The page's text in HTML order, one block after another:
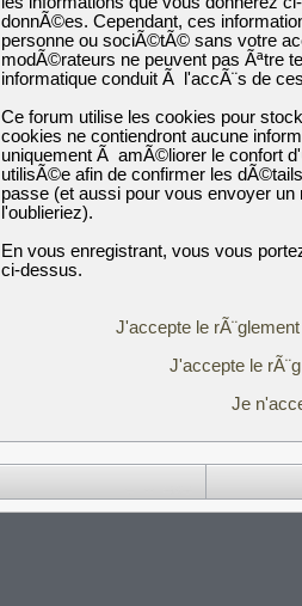
donnÃ©es. Cependant, ces
personne ou sociÃ©tÃ© sans votre
modÃ©rateurs ne peuvent pas Ãªtre
informatique conduit Ã l'accÃ¨s de
Ce forum utilise les cookies pour
cookies ne contiendront aucune
uniquement Ã amÃ©liorer le confort
utilisÃ©e afin de confirmer les
passe (et aussi pour vous envoyer
l'oublieriez).
En vous enregistrant, vous vous
ci-dessus.
J'accepte le
J'accepte le
Je